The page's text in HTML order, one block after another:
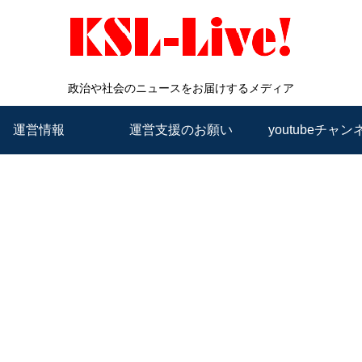
政治や社会のニュースをお届けするメディア
運営情報 運営支援のお願い youtubeチャン